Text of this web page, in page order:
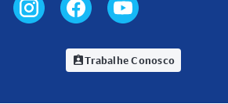
assignment_indTrabalhe Conosco